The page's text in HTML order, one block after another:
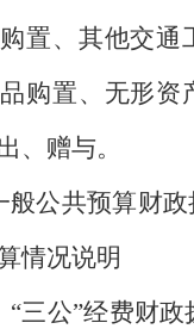
置、其他交通
购置、无形资
、赠与。
般公共预算财政
情况说明
“三公”经费财